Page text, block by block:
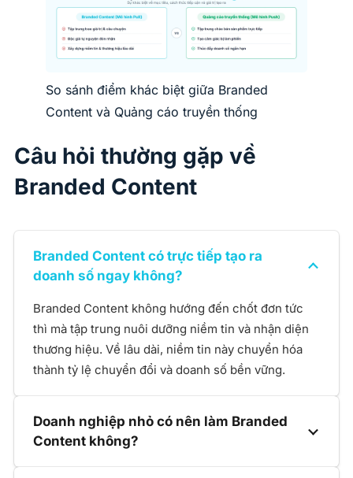
So sánh điểm khác biệt giữa Branded
Content và Quảng cáo truyền thống
Câu hỏi thường gặp về
Branded Content
Branded Content có trực tiếp tạo ra
doanh số ngay không?
Branded Content không hướng đến chốt đơn tức
thì mà tập trung nuôi dưỡng niềm tin và nhận diện
thương hiệu. Về lâu dài, niềm tin này chuyển hóa
thành tỷ lệ chuyển đổi và doanh số bền vững.
Doanh nghiệp nhỏ có nên làm Branded
Content không?